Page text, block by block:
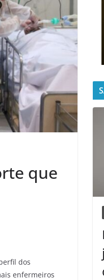
que
dos
enfermeiros